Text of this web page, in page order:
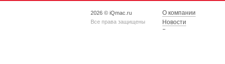
2026 © iQmac.ru
Все права защищены
О компании
Новости
Вакансии